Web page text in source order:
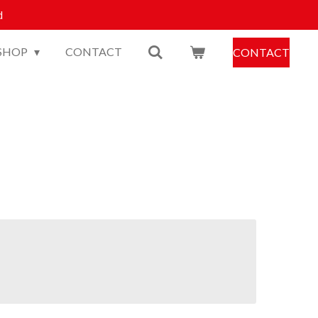
CONTACT CONTACT